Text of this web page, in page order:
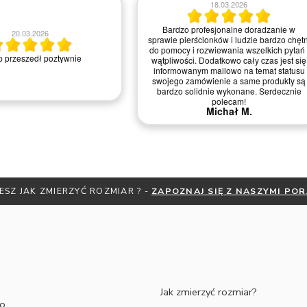
bardzo pomocna obsługa w
telefonicznym.
06.05.2026
Dzień dobry Chciałabym Państwu a w
szczególności Pani *** z salonu z Krakowa
podziękować za świetną komunikację,
indywidualne podejście oraz życzliwość
jaką Pani *** cechowała się przez cały
proces produkcji naszych obrączek.
Dziękujemy za doradztwo! Wyszły piękne,
zarówno grawer. Jesteśmy ogromnie
zadowoleni. Dziękujemy i pozdrawiamy
serdecznie Malwina Wiśniewska Łukasz
Deluga
JAK ZMIERZYĆ ROZMIAR ? - ZAPOZNAJ SIĘ Z NASZYMI
Jak zmierzyć rozmiar?